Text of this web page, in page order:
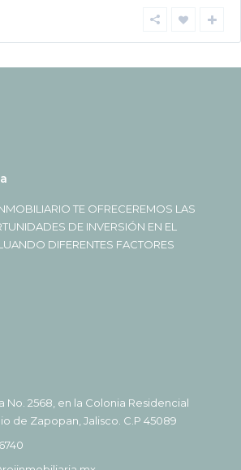
TE OFRECEREMOS LAS
DE INVERSIÓN EN EL
DIFERENTES FACTORES
No. 2568, en la Colonia Residencial
de Zapopan, Jalisco. C.P 45089